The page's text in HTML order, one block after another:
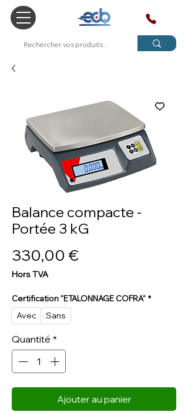
Balance compacte -
Portée 3 kG
330,00 €Prix
Hors TVA
Certification "ETALONNAGE COFRA" *
Avec Sans
Quantité *
Ajouter au panier